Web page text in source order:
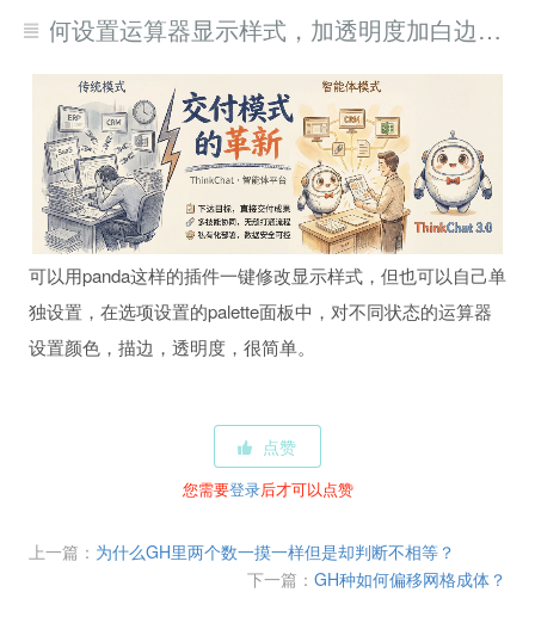
如何设置运算器显示样式，加透明度加白边？像犀流堂视频里一样？
可以用panda这样的插件一键修改显示样式，但也可以自己单
独设置，在选项设置的palette面板中，对不同状态的运算器
设置颜色，描边，透明度，很简单。
点赞
您需要登录后才可以点赞
上一篇： 为什么GH里两个数一摸一样但是却判断不相等？
下一篇： GH种如何偏移网格成体？